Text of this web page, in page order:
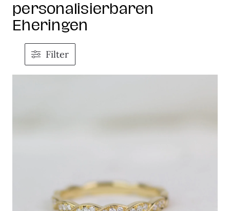
personalisierbaren
Eheringen
Filter